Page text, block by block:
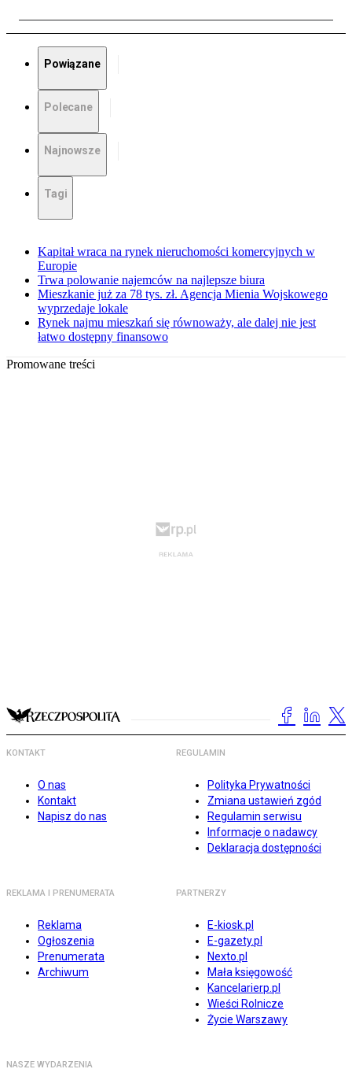
Powiązane
Polecane
Najnowsze
Tagi
Kapitał wraca na rynek nieruchomości komercyjnych w
Europie
Trwa polowanie najemców na najlepsze biura
Mieszkanie już za 78 tys. zł. Agencja Mienia Wojskowego
wyprzedaje lokale
Rynek najmu mieszkań się równoważy, ale dalej nie jest
łatwo dostępny finansowo
Promowane treści
KONTAKT
O nas
Kontakt
Napisz do nas
REGULAMIN
Polityka Prywatności
Zmiana ustawień zgód
Regulamin serwisu
Informacje o nadawcy
Deklaracja dostępności
REKLAMA I PRENUMERATA
Reklama
Ogłoszenia
Prenumerata
Archiwum
PARTNERZY
E-kiosk.pl
E-gazety.pl
Nexto.pl
Mała księgowość
Kancelarierp.pl
Wieści Rolnicze
Życie Warszawy
NASZE WYDARZENIA